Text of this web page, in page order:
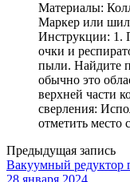
Материалы:
Маркер или
Инструкции: 1.
очки и
пыли. Найдите
обычно это
верхней части
сверления:
отметить место
Предыдущая запись
Вакуумный редуктор